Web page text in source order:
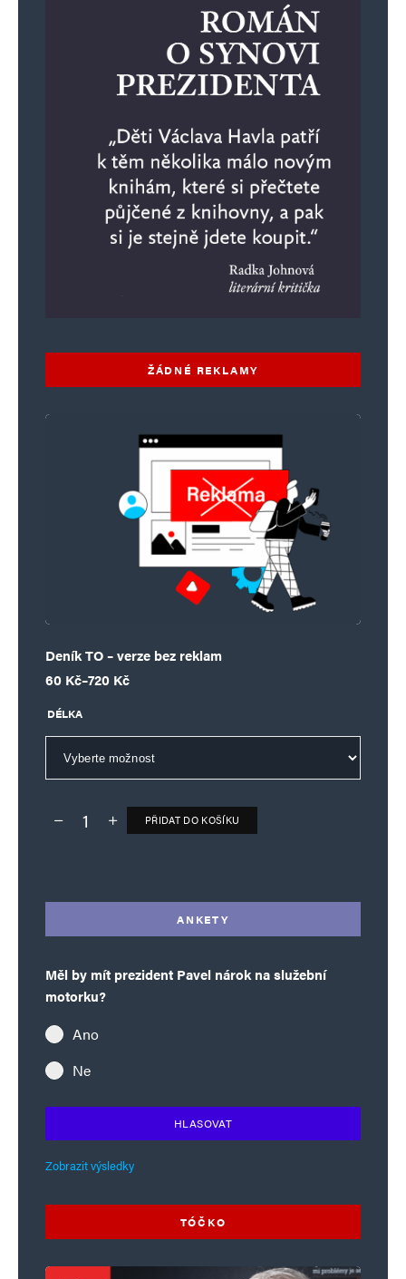
Webová stránka
Uložit do prohlížeče jméno, e-mail a webovou stránku pro budoucí
Informujte mě o nových komentářích e-mailem.
ŽÁDNÉ REKLAMY
Deník TO – verze bez reklam
60 Kč–720 Kč
Rozpětí cen: 60 Kč až 720 Kč
DÉLKA
Deník TO – verze bez reklam množství
PŘIDAT DO KOŠÍKU
ANKETY
Měl by mít prezident Pavel nárok na služební
motorku?
Ano
Ne
HLASOVAT
Zobrazit výsledky
TÓČKO